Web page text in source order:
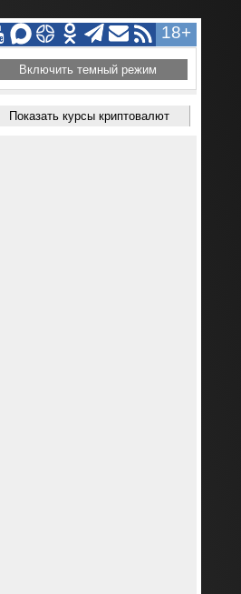
18+
Включить темный режим
Показать курсы криптовалют